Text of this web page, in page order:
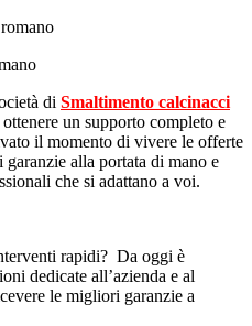
di Smaltimento calcinacci
un supporto completo e
il momento di vivere le offerte
alla portata di mano e
che si adattano a voi.
rapidi? Da oggi è
dedicate all’azienda e al
le migliori garanzie a